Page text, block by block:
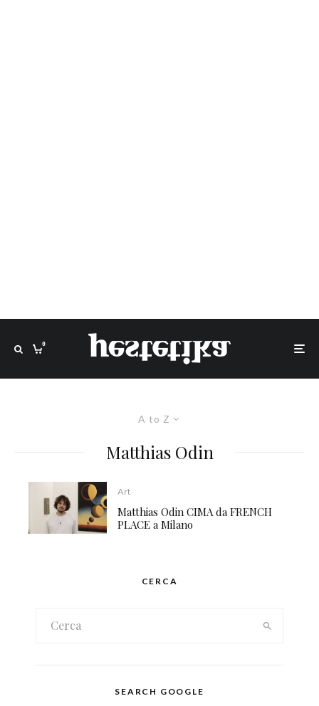
0
A to Z
Matthias Odin
Art
Matthias Odin CIMA da FRENCH
PLACE a Milano
CERCA
SEARCH GOOGLE